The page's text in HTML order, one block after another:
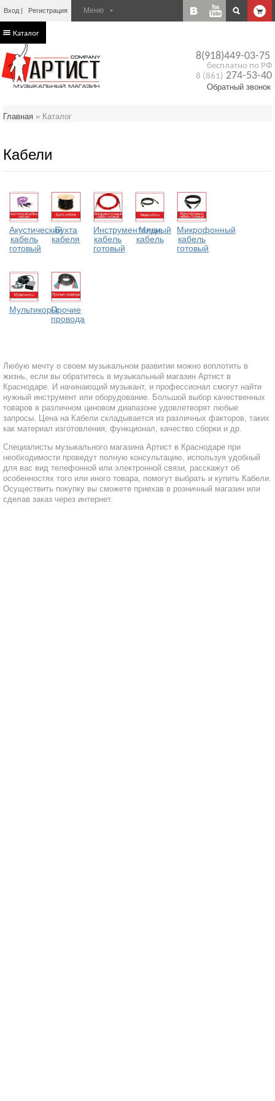
Вход Регистрация
8(918)449-03-75
бесплатно по РФ
8 (861) 274-53-40
Обратный звонок
Каталог
Главная » Каталог
Кабели
Акустический
кабель
готовый
Бухта
кабеля
Инструментальный
кабель
готовый
Миди
кабель
Микрофонный
кабель
готовый
МультикорыПрочие
провода
Любую мечту о своем музыкальном развитии можно воплотить в
жизнь, если вы обратитесь в музыкальный магазин Артист в
Краснодаре. И начинающий музыкант, и профессионал смогут найти
нужный инструмент или оборудование. Большой выбор качественных
товаров в различном ценовом диапазоне удовлетворят любые
запросы. Цена на Кабели складывается из различных факторов, таких
как материал изготовления, функционал, качество сборки и др.
Специалисты музыкального магазина Артист в Краснодаре при
необходимости проведут полную консультацию, используя удобный
для вас вид телефонной или электронной связи, расскажут об
особенностях того или иного товара, помогут выбрать и купить Кабели.
Осуществить покупку вы сможете приехав в розничный магазин или
сделав заказ через интернет.